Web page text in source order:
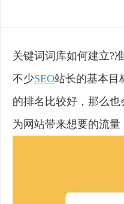
关键词词库如何建立?
不少SEO站长的基本目
的排名比较好，那么
为网站带来想要的流量